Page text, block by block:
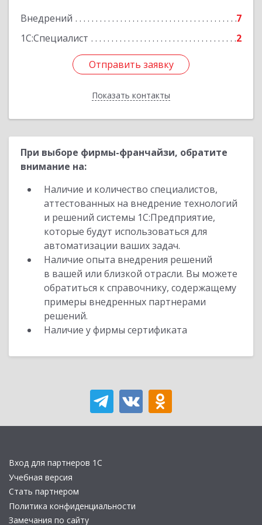
Внедрений
7
1С:Специалист
2
Отправить заявку
Показать контакты
Отправить заявку
Назад
При выборе фирмы-франчайзи, обратите
внимание на:
Наличие и количество специалистов,
аттестованных на внедрение технологий
и решений системы 1С:Предприятие,
которые будут использоваться для
автоматизации ваших задач.
Наличие опыта внедрения решений
в вашей или близкой отрасли. Вы можете
обратиться к справочнику, содержащему
примеры внедренных партнерами
решений.
Наличие у фирмы сертификата
Вход для партнеров 1С
Учебная версия
Стать партнером
Политика конфиденциальности
Замечания по сайту